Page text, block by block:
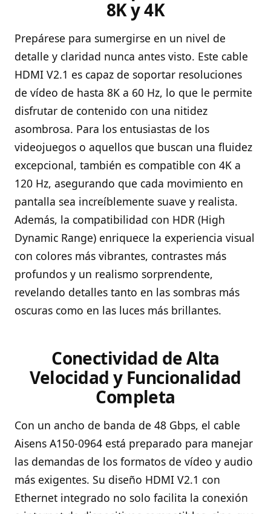
8K y 4K
Prepárese para sumergirse en un nivel de
detalle y claridad nunca antes visto. Este cable
HDMI V2.1 es capaz de soportar resoluciones
de vídeo de hasta 8K a 60 Hz, lo que le permite
disfrutar de contenido con una nitidez
asombrosa. Para los entusiastas de los
videojuegos o aquellos que buscan una fluidez
excepcional, también es compatible con 4K a
120 Hz, asegurando que cada movimiento en
pantalla sea increíblemente suave y realista.
Además, la compatibilidad con HDR (High
Dynamic Range) enriquece la experiencia visual
con colores más vibrantes, contrastes más
profundos y un realismo sorprendente,
revelando detalles tanto en las sombras más
oscuras como en las luces más brillantes.
Conectividad de Alta
Velocidad y Funcionalidad
Completa
Con un ancho de banda de 48 Gbps, el cable
Aisens A150-0964 está preparado para manejar
las demandas de los formatos de vídeo y audio
más exigentes. Su diseño HDMI V2.1 con
Ethernet integrado no solo facilita la conexión